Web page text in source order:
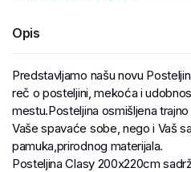
Opis
Predstavljamo našu novu
reč o posteljini, mekoća i
mestu.Posteljina osmišljena
Vaše spavaće sobe, nego i Vaš
pamuka,prirodnog materijala.
Posteljina Clasy 200x220cm